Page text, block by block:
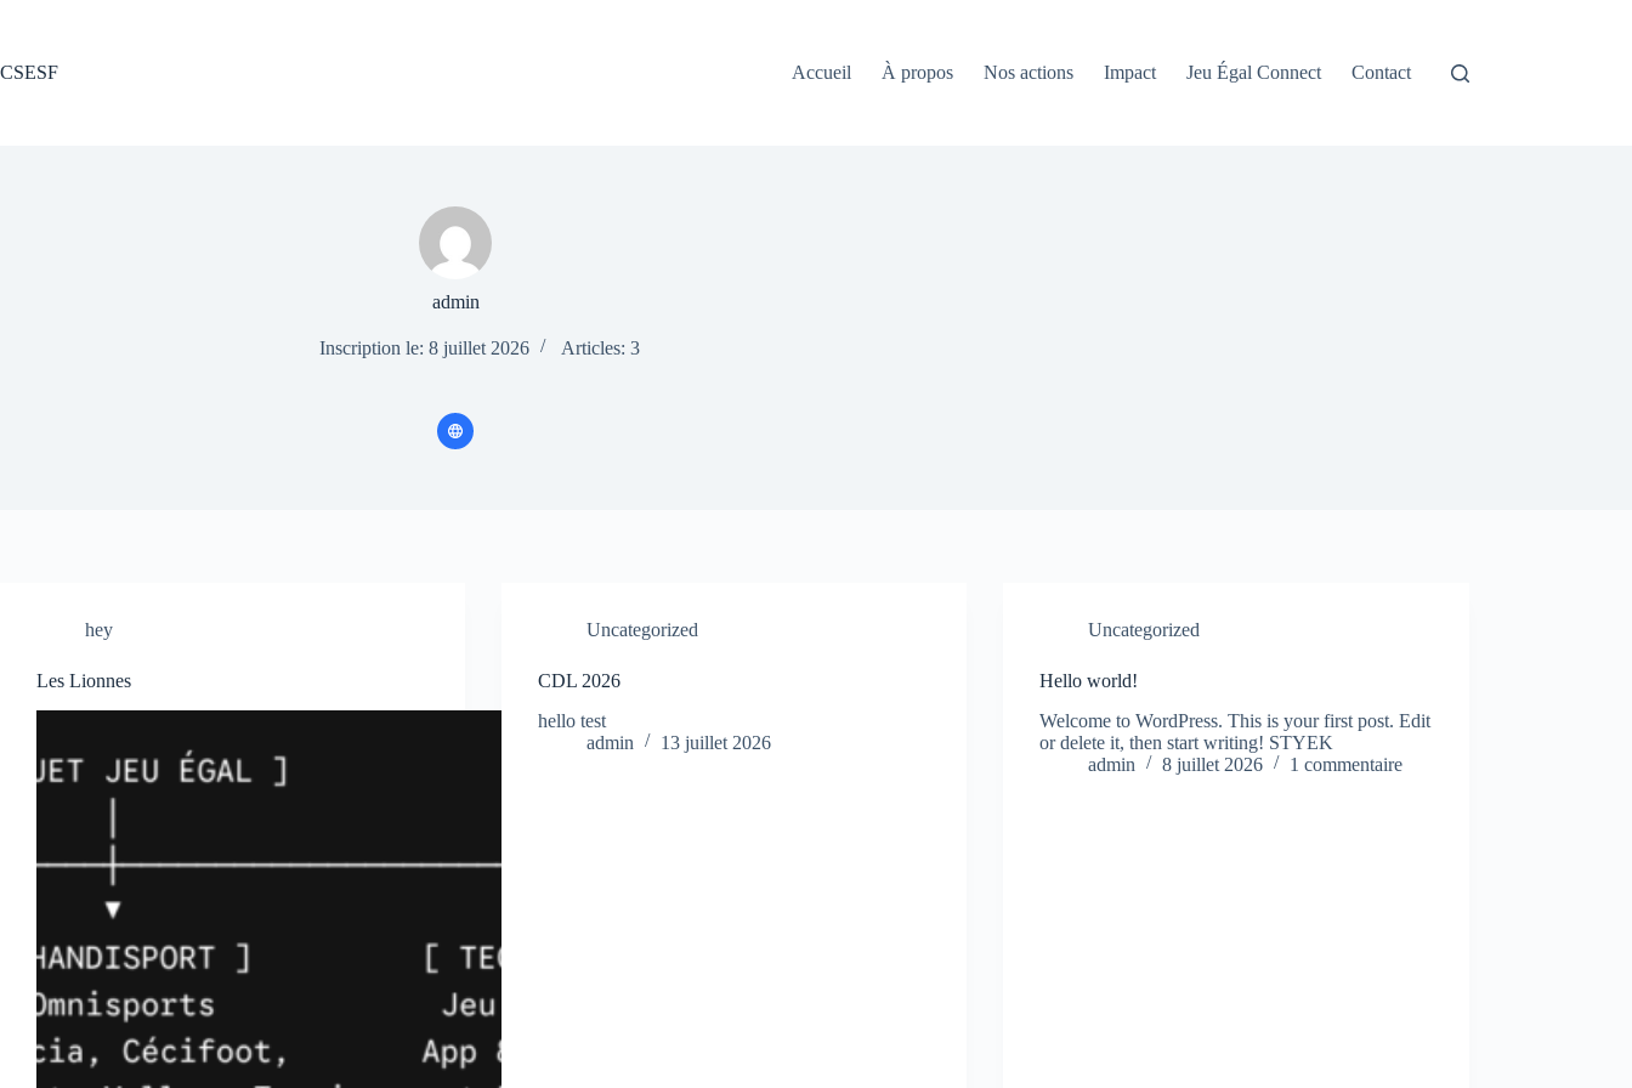
CSESF
Accueil À propos Nos actions Impact Jeu Égal Connect Contact
admin
Inscription le: 8 juillet 2026 Articles: 3
hey
Les Lionnes
Uncategorized
CDL 2026
hello test
admin
13 juillet 2026
Uncategorized
Hello world!
Welcome to WordPress. This is your first post. Edit
or delete it, then start writing! STYEK
admin
8 juillet 2026 1 commentaire